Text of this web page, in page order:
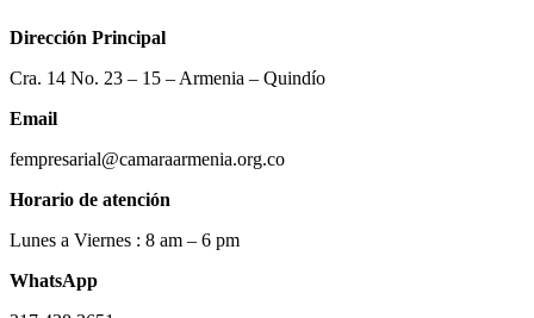
Dirección Principal
Cra. 14 No. 23 – 15 – Armenia – Quindío
Email
fempresarial@camaraarmenia.org.co
Horario de atención
Lunes a Viernes : 8 am – 6 pm
WhatsApp